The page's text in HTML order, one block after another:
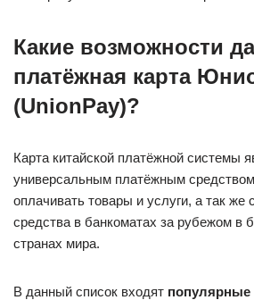
Какие возможности
платёжная карта
(UnionPay)?
Карта китайской платёжной системы
универсальным платёжным
оплачивать товары и услуги, а так же
средства в банкоматах за рубежом в
странах мира.
В данный список входят популярные